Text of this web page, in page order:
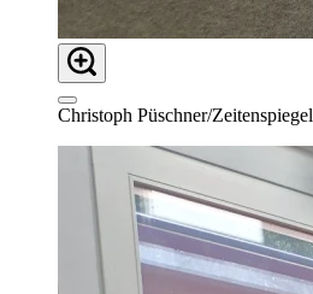
Christoph Püschner/Zeitenspiegel